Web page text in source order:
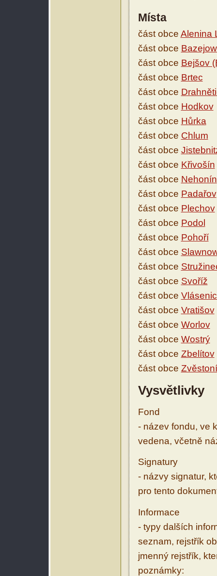
Místa
část obce Alenina
část obce
část obce Bejšov
část obce Brtec
část obce
část obce Hodkov
část obce Hůrka
část obce Chlum
část obce
část obce Křivošín
část obce Nehonín
část obce Padařov
část obce Plechov
část obce Podol
část obce Pohoří
část obce
část obce
část obce Svoříž
část obce
část obce Vratišov
část obce Worlov
část obce Wostrý
část obce Zbelítov
část obce
Vysvětlivky
Fond
- název fondu, ve
vedena, včetně
Signatury
- názvy signatur,
pro tento
Informace
- typy dalších
seznam, rejstřík
jmenný rejstřík,
poznámky: